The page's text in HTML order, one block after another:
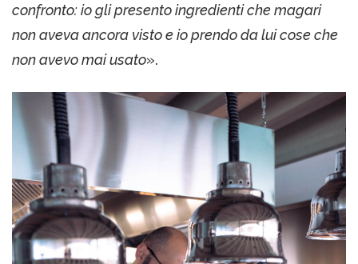
confronto: io gli presento ingredienti che magari
non aveva ancora visto e io prendo da lui cose che
non avevo mai usato».